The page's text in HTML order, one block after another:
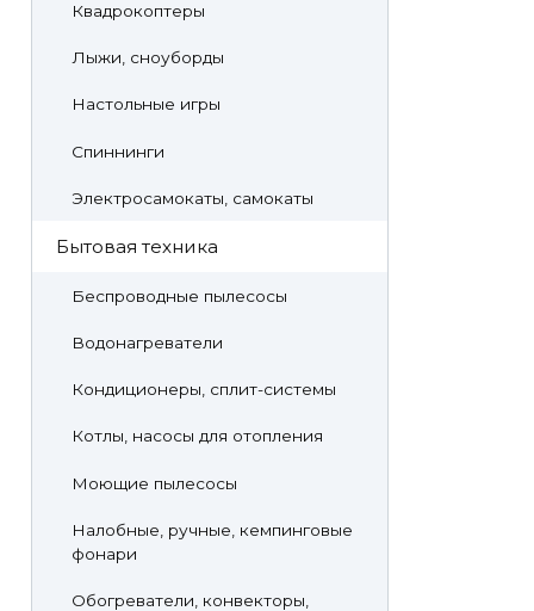
Квадрокоптеры
Лыжи, сноуборды
Настольные игры
Спиннинги
Электросамокаты, самокаты
Бытовая техника
Беспроводные пылесосы
Водонагреватели
Кондиционеры, сплит-системы
Котлы, насосы для отопления
Моющие пылесосы
Налобные, ручные, кемпинговые
фонари
Обогреватели, конвекторы,